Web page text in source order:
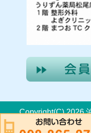
Copyright(C) 2026